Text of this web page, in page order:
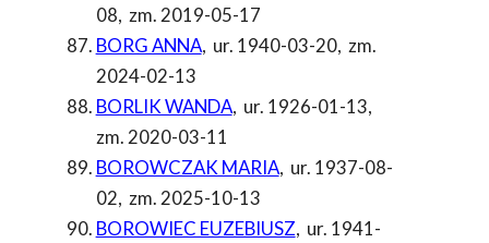
08, zm. 2019-05-17
BORG ANNA, ur. 1940-03-20, zm.
2024-02-13
BORLIK WANDA, ur. 1926-01-13,
zm. 2020-03-11
BOROWCZAK MARIA, ur. 1937-08-
02, zm. 2025-10-13
BOROWIEC EUZEBIUSZ, ur. 1941-